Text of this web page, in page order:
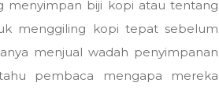
menyimpan biji kopi atau tentang
menggiling kopi tepat sebelum
menjual wadah penyimpanan
pembaca mengapa mereka